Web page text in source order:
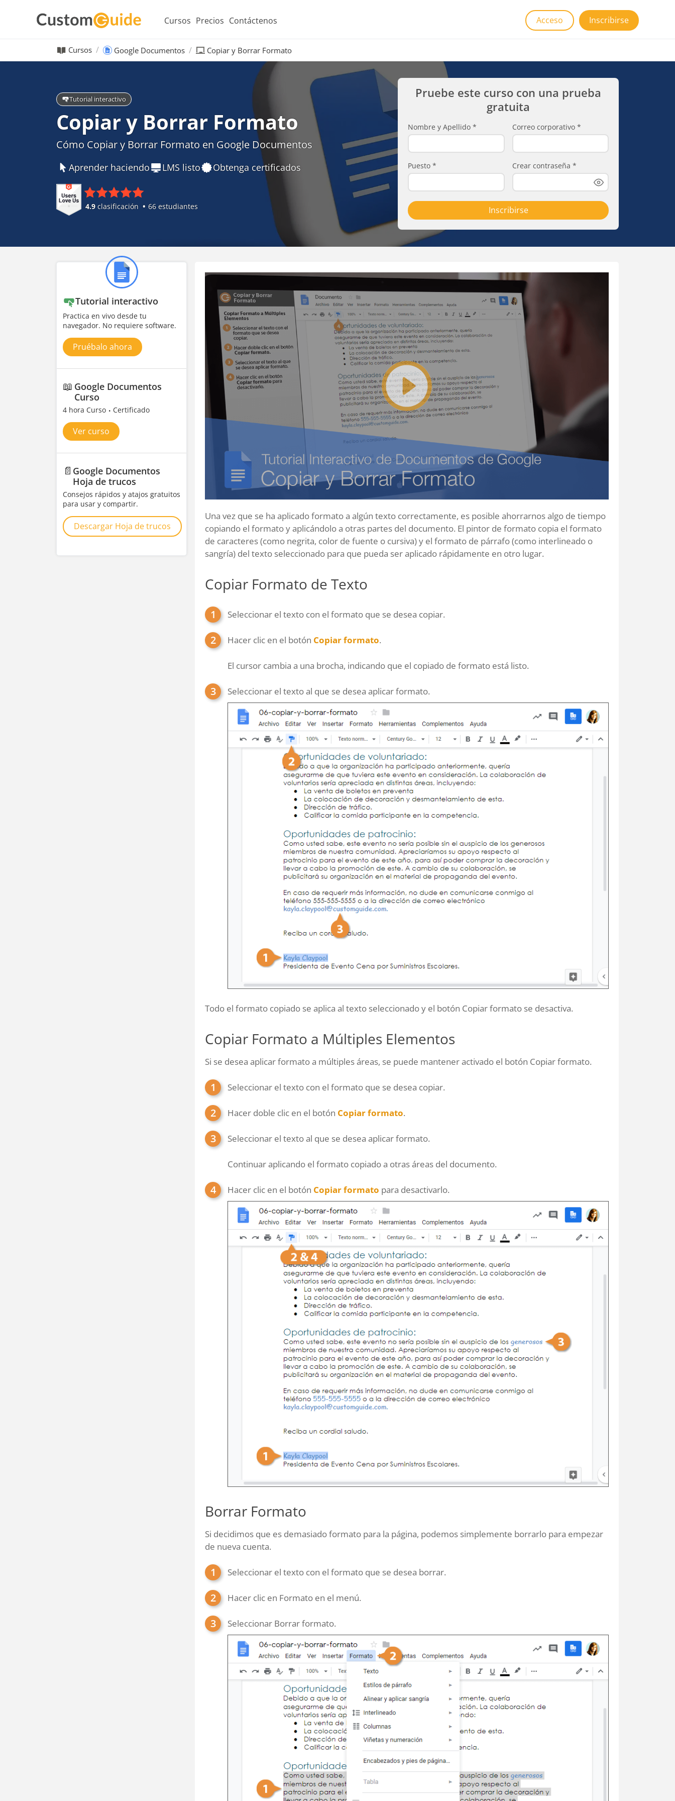
Cursos Precios Contáctenos Acceso Inscribirse
Cursos Google Documentos Copiar y Borrar Formato
Tutorial interactivo
Copiar y Borrar Formato
Cómo Copiar y Borrar Formato en Google Documentos
Aprender haciendo LMS listo Obtenga certificados
4.9 clasificación 66 estudiantes
Pruebe este curso con una prueba
gratuita
Nombre y Apellido * Correo corporativo *
Puesto * Crear contraseña *
Inscribirse
Tutorial interactivo
Practica en vivo desde tu
navegador. No requiere software.
Pruébalo ahora
📖 Google Documentos
Curso
4 hora Curso Certificado
Ver curso
📄 Google Documentos
Hoja de trucos
Consejos rápidos y atajos gratuitos
para usar y compartir.
Descargar Hoja de trucos
Una vez que se ha aplicado formato a algún texto correctamente, es posible ahorrarnos algo de tiempo
copiando el formato y aplicándolo a otras partes del documento. El pintor de formato copia el formato
de caracteres (como negrita, color de fuente o cursiva) y el formato de párrafo (como interlineado o
sangría) del texto seleccionado para que pueda ser aplicado rápidamente en otro lugar.
Copiar Formato de Texto
Seleccionar el texto con el formato que se desea copiar.
Hacer clic en el botón Copiar formato.
El cursor cambia a una brocha, indicando que el copiado de formato está listo.
Seleccionar el texto al que se desea aplicar formato.
Todo el formato copiado se aplica al texto seleccionado y el botón Copiar formato se desactiva.
Copiar Formato a Múltiples Elementos
Si se desea aplicar formato a múltiples áreas, se puede mantener activado el botón Copiar formato.
Seleccionar el texto con el formato que se desea copiar.
Hacer doble clic en el botón Copiar formato.
Seleccionar el texto al que se desea aplicar formato.
Continuar aplicando el formato copiado a otras áreas del documento.
Hacer clic en el botón Copiar formato para desactivarlo.
Borrar Formato
Si decidimos que es demasiado formato para la página, podemos simplemente borrarlo para empezar
de nueva cuenta.
Seleccionar el texto con el formato que se desea borrar.
Hacer clic en Formato en el menú.
Seleccionar Borrar formato.